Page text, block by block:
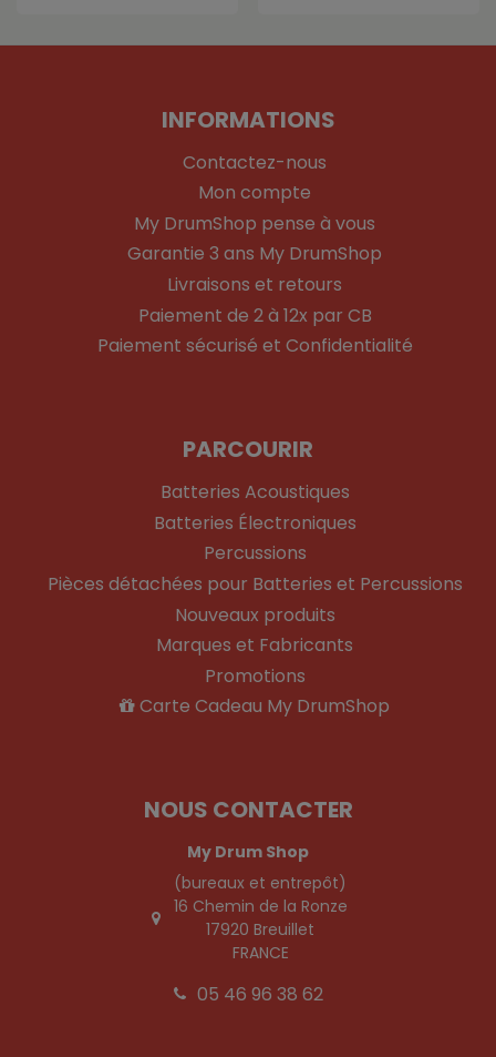
INFORMATIONS
Contactez-nous
Mon compte
My DrumShop pense à vous
Garantie 3 ans My DrumShop
Livraisons et retours
Paiement de 2 à 12x par CB
Paiement sécurisé et Confidentialité
PARCOURIR
Batteries Acoustiques
Batteries Électroniques
Percussions
Pièces détachées pour Batteries et Percussions
Nouveaux produits
Marques et Fabricants
Promotions
Carte Cadeau My DrumShop
NOUS CONTACTER
My Drum Shop
(bureaux et entrepôt)
16 Chemin de la Ronze
17920 Breuillet
FRANCE
05 46 96 38 62